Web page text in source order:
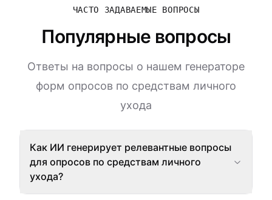
ЧАСТО ЗАДАВАЕМЫЕ ВОПРОСЫ
Популярные вопросы
Ответы на вопросы о нашем генераторе
форм опросов по средствам личного
ухода
Как ИИ генерирует релевантные вопросы
для опросов по средствам личного
ухода?